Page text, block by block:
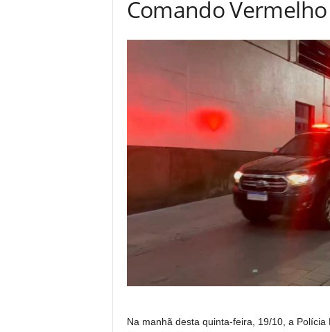
Comando Vermelho
Na manhã desta quinta-feira, 19/10, a